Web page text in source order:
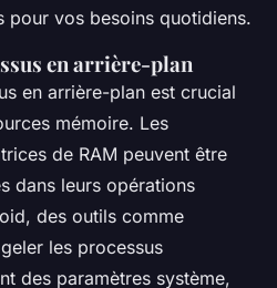
pour vos besoins quotidiens.
en arrière-plan
en arrière-plan est crucial
mémoire. Les
de RAM peuvent être
dans leurs opérations
des outils comme
les processus
des paramètres système,